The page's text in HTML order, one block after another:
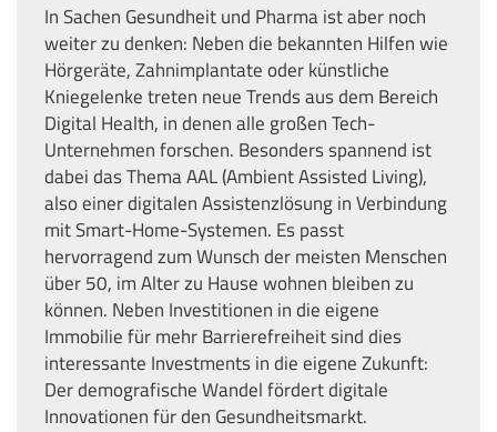
In Sachen Gesundheit und Pharma ist aber noch
weiter zu denken: Neben die bekannten Hilfen wie
Hörgeräte, Zahnimplantate oder künstliche
Kniegelenke treten neue Trends aus dem Bereich
Digital Health, in denen alle großen Tech-
Unternehmen forschen. Besonders spannend ist
dabei das Thema AAL (Ambient Assisted Living),
also einer digitalen Assistenzlösung in Verbindung
mit Smart-Home-Systemen. Es passt
hervorragend zum Wunsch der meisten Menschen
über 50, im Alter zu Hause wohnen bleiben zu
können. Neben Investitionen in die eigene
Immobilie für mehr Barrierefreiheit sind dies
interessante Investments in die eigene Zukunft:
Der demografische Wandel fördert digitale
Innovationen für den Gesundheitsmarkt.